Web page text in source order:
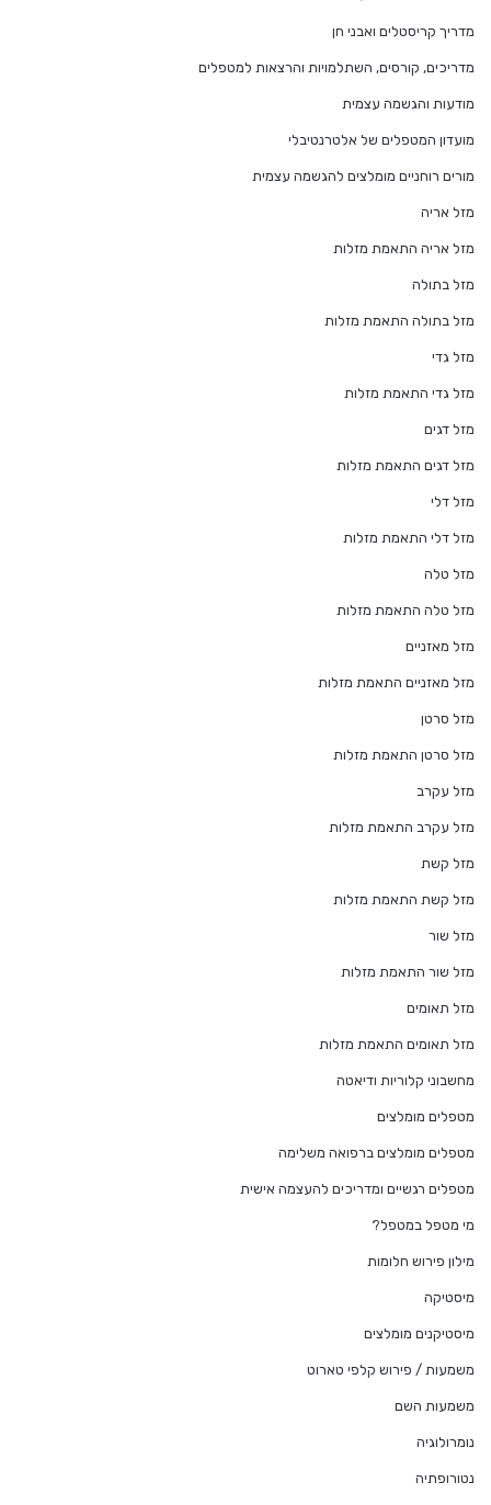
מדריך קריסטלים ואבני חן
מדריכים, קורסים, השתלמויות והרצאות למטפלים
מודעות והגשמה עצמית
מועדון המטפלים של אלטרנטיבלי
מורים רוחניים מומלצים להגשמה עצמית
מזל אריה
מזל אריה התאמת מזלות
מזל בתולה
מזל בתולה התאמת מזלות
מזל גדי
מזל גדי התאמת מזלות
מזל דגים
מזל דגים התאמת מזלות
מזל דלי
מזל דלי התאמת מזלות
מזל טלה
מזל טלה התאמת מזלות
מזל מאזניים
מזל מאזניים התאמת מזלות
מזל סרטן
מזל סרטן התאמת מזלות
מזל עקרב
מזל עקרב התאמת מזלות
מזל קשת
מזל קשת התאמת מזלות
מזל שור
מזל שור התאמת מזלות
מזל תאומים
מזל תאומים התאמת מזלות
מחשבוני קלוריות ודיאטה
מטפלים מומלצים
מטפלים מומלצים ברפואה משלימה
מטפלים רגשיים ומדריכים להעצמה אישית
מי מטפל במטפל?
מילון פירוש חלומות
מיסטיקה
מיסטיקנים מומלצים
משמעות / פירוש קלפי טארוט
משמעות השם
נומרולוגיה
נטורופתיה